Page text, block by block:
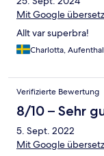
Mit Google
Allt var superbra!
Charlotta,
Verifizierte Bewertung
8/10 – Sehr
5. Sept. 2022
Mit Google